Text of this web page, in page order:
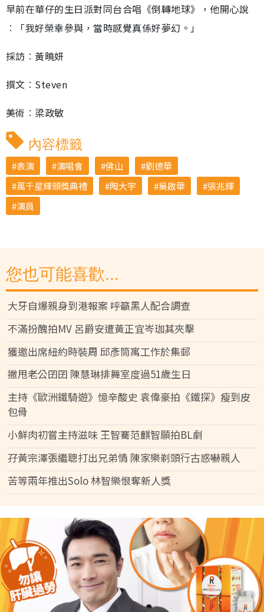
早前在華仔的生日派對同台合唱《倒轉地球》，他開心說
︰「我好榮幸參與，當時感覺真係好夢幻。」
採訪︰黃曉妍
撰文︰Steven
美術︰梁政敏
內容標籤
表演 演唱會 佛山
劉德華
萬千星輝頒獎典禮
陶大宇 吳啟華
張兆輝
演員
您也可能喜歡...
大牙自爆親身到港報案 呼籲黑人配合調查
不滿扮醜拍MV 呂爵安遭黃正宜岑珈其夾擊
獲邀出席紐約時裝周 邱彥筒寓工作於集郵
撇甩老公囝囝 陳慧琳排舞室度過51歲生日
主持《歐洲鐵騎遊》憶辛酸史 袁偉豪拍《鐵探》瘦到皮
包骨
小鮮肉初嘗主持滋味 王智騫范麒智願拍BL劇
孖黃宗澤張繼聰打出兄弟情 陳家樂剃頭行古惑嚇親人
苦等兩年推出Solo 林智樂恨奪新人獎